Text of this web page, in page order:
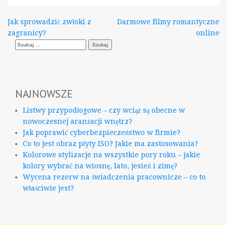
Nawigacja
wpisu
Jak sprowadzić zwłoki z
zagranicy?
Darmowe filmy romantyczne
online
Szukaj:
NAJNOWSZE
Listwy przypodłogowe – czy wciąż są obecne w
nowoczesnej aranżacji wnętrz?
Jak poprawić cyberbezpieczeństwo w firmie?
Co to jest obraz płyty ISO? Jakie ma zastosowania?
Kolorowe stylizacje na wszystkie pory roku – jakie
kolory wybrać na wiosnę, lato, jesień i zimę?
Wycena rezerw na świadczenia pracownicze – co to
właściwie jest?